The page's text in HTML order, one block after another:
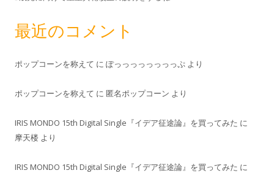
最近のコメント
ポップコーンを称えて に ぽっっっっっっっっぷ より
ポップコーンを称えて に 匿名ポップコーン より
IRIS MONDO 15th Digital Single『イデア征途論』を買ってみた に
摩天楼 より
IRIS MONDO 15th Digital Single『イデア征途論』を買ってみた に